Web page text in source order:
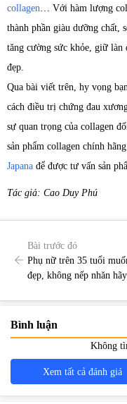
collagen… Với hàm lượng
thành phần giàu dưỡng chất,
tăng cường sức khỏe, giữ làn
đẹp.
Qua bài viết trên, hy vọng
cách điều trị chứng đau
sự quan trọng của collagen
sản phẩm collagen chính
Japana để được tư vấn sản
Tác giả: Cao Duy Phú
Bài trước đó
Phụ nữ trên 35 tuổi
đẹp, không nếp nhăn hãy
Bình luận
Không
Xem tất cả đánh giá